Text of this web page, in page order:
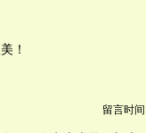
！
留言时间